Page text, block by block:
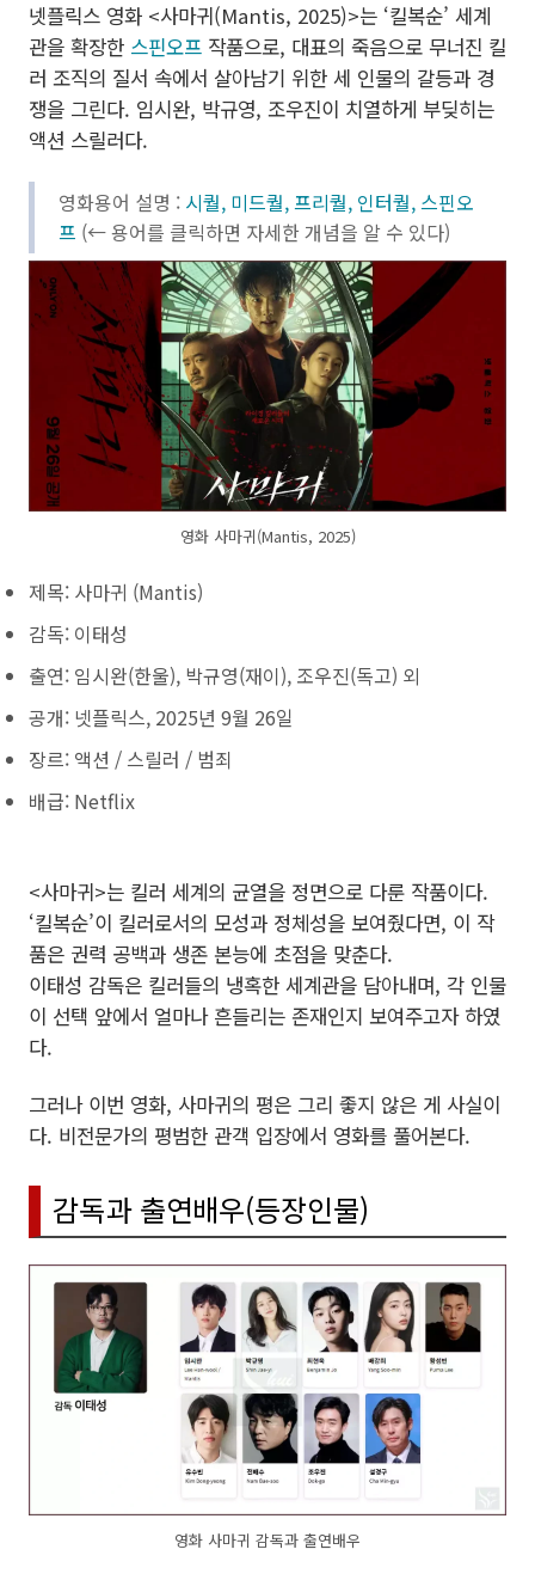
넷플릭스 영화 <사마귀(Mantis, 2025)>는 ‘킬복순’ 세계
관을 확장한 스핀오프 작품으로, 대표의 죽음으로 무너진 킬
러 조직의 질서 속에서 살아남기 위한 세 인물의 갈등과 경
쟁을 그린다. 임시완, 박규영, 조우진이 치열하게 부딪히는
액션 스릴러다.
영화용어 설명 : 시퀄, 미드퀄, 프리퀄, 인터퀄, 스핀오
프 (← 용어를 클릭하면 자세한 개념을 알 수 있다)
영화 사마귀(Mantis, 2025)
제목: 사마귀 (Mantis)
감독: 이태성
출연: 임시완(한울), 박규영(재이), 조우진(독고) 외
공개: 넷플릭스, 2025년 9월 26일
장르: 액션 / 스릴러 / 범죄
배급: Netflix
<사마귀>는 킬러 세계의 균열을 정면으로 다룬 작품이다.
‘킬복순’이 킬러로서의 모성과 정체성을 보여줬다면, 이 작
품은 권력 공백과 생존 본능에 초점을 맞춘다.
이태성 감독은 킬러들의 냉혹한 세계관을 담아내며, 각 인물
이 선택 앞에서 얼마나 흔들리는 존재인지 보여주고자 하였
다.
그러나 이번 영화, 사마귀의 평은 그리 좋지 않은 게 사실이
다. 비전문가의 평범한 관객 입장에서 영화를 풀어본다.
감독과 출연배우(등장인물)
영화 사마귀 감독과 출연배우